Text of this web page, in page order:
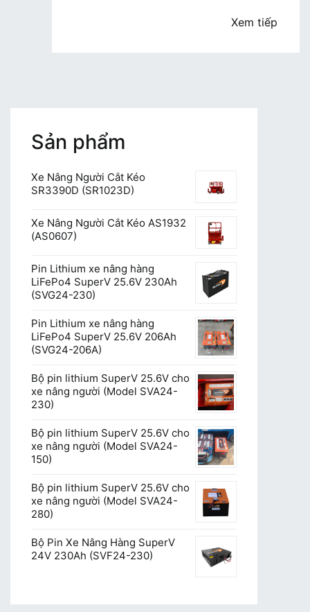
Xem tiếp
Sản phẩm
Xe Nâng Người Cắt Kéo
SR3390D (SR1023D)
Xe Nâng Người Cắt Kéo AS1932
(AS0607)
Pin Lithium xe nâng hàng
LiFePo4 SuperV 25.6V 230Ah
(SVG24-230)
Pin Lithium xe nâng hàng
LiFePo4 SuperV 25.6V 206Ah
(SVG24-206A)
Bộ pin lithium SuperV 25.6V cho
xe nâng người (Model SVA24-
230)
Bộ pin lithium SuperV 25.6V cho
xe nâng người (Model SVA24-
150)
Bộ pin lithium SuperV 25.6V cho
xe nâng người (Model SVA24-
280)
Bộ Pin Xe Nâng Hàng SuperV
24V 230Ah (SVF24-230)